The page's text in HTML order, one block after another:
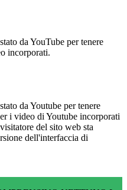
da YouTube per tenere
incorporati.
da Youtube per tenere
i video di Youtube incorporati
del sito web sta
dell'interfaccia di